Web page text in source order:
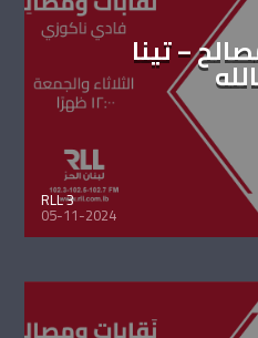
– تينا
RLL 3
05-11-2024